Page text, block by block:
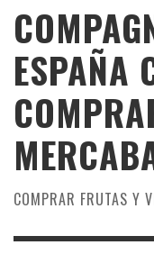
ESPAÑA
COMPRAR FRUTAS Y